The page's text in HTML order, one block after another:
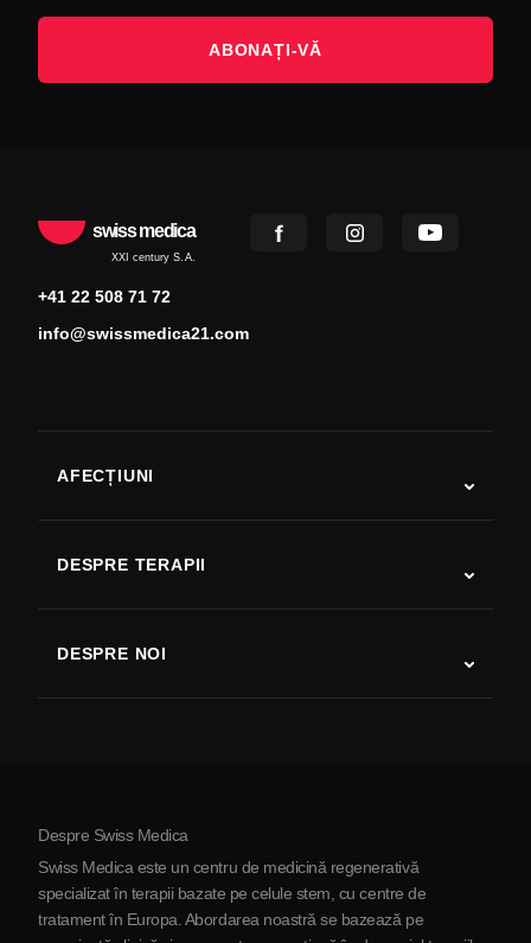
ABONAȚI-VĂ
swiss medica
XXI century S.A.
+41 22 508 71 72
info@swissmedica21.com
AFECȚIUNI
Boala Parkinson
Artrită
DESPRE TERAPII
DESPRE NOI
Despre Serbia
Parteneriat
Despre Swiss Medica
Swiss Medica este un centru de medicină regenerativă
specializat în terapii bazate pe celule stem, cu centre de
tratament în Europa. Abordarea noastră se bazează pe